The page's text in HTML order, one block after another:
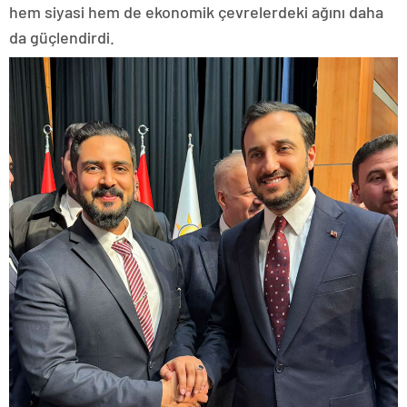
hem siyasi hem de ekonomik çevrelerdeki ağını daha
da güçlendirdi.